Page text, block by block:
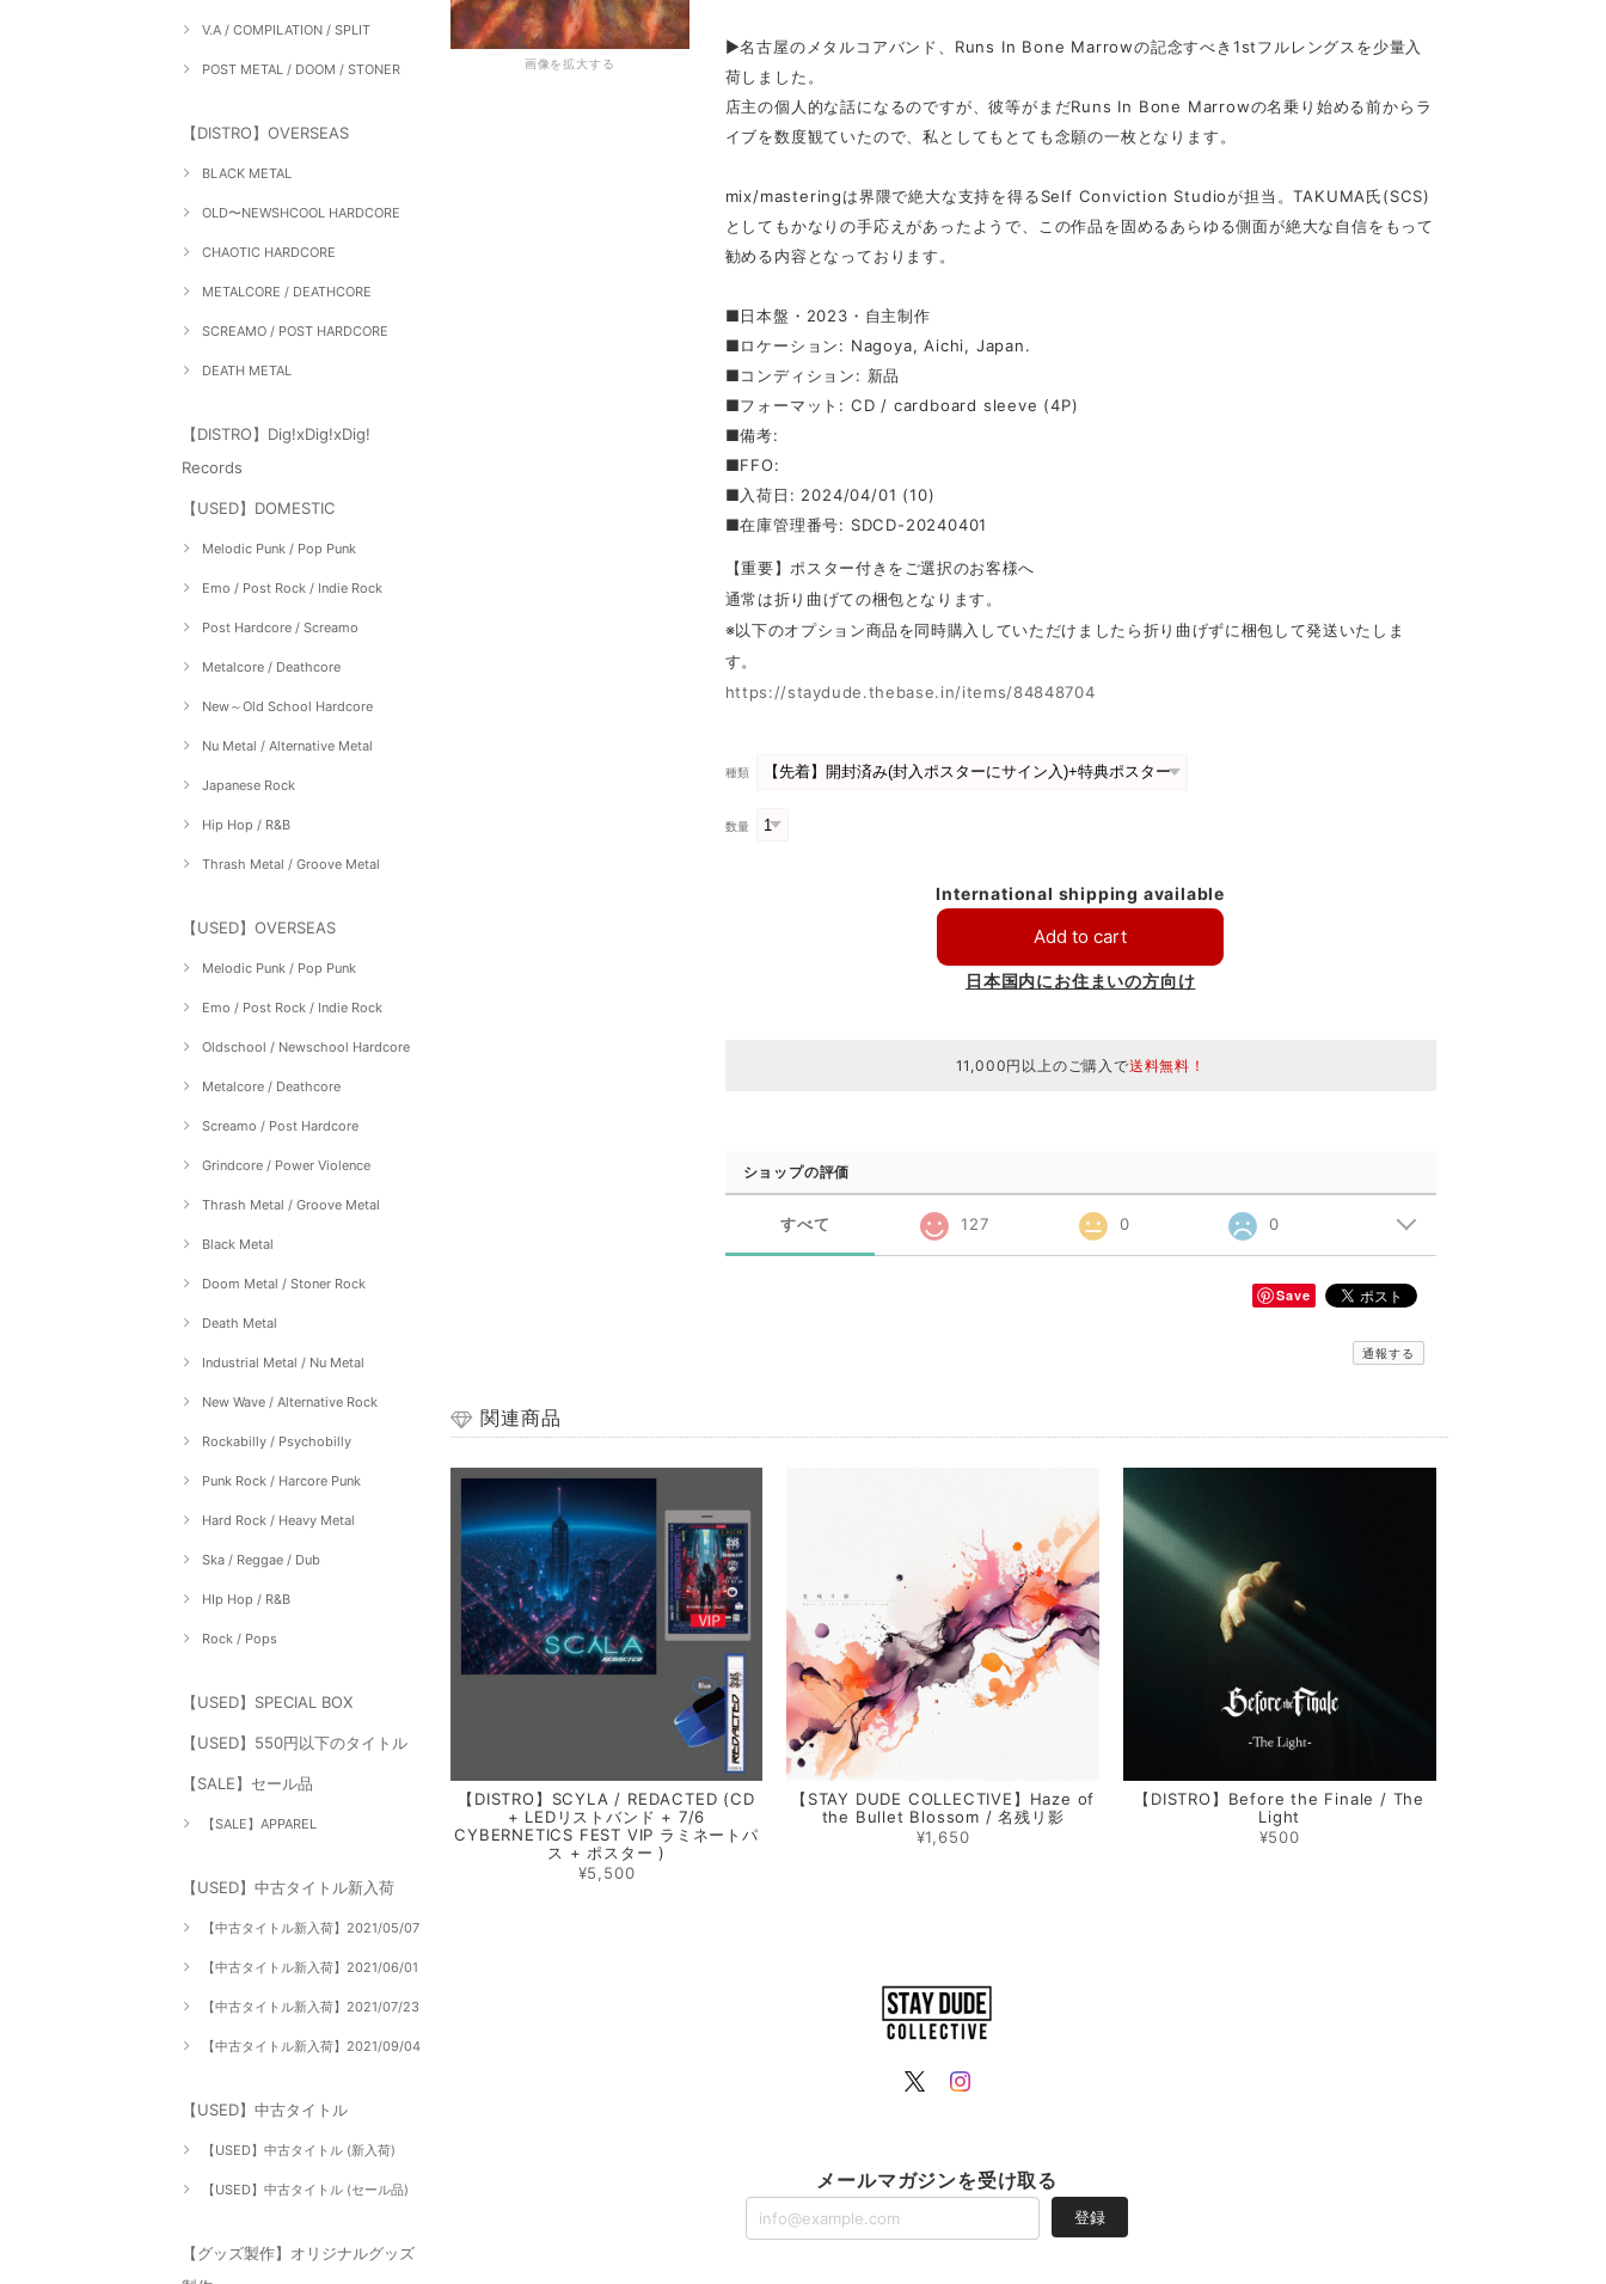
V.A / COMPILATION / SPLIT
POST METAL / DOOM / STONER
【DISTRO】OVERSEAS
BLACK METAL
OLD〜NEWSHCOOL HARDCORE
CHAOTIC HARDCORE
METALCORE / DEATHCORE
SCREAMO / POST HARDCORE
DEATH METAL
【DISTRO】Dig!xDig!xDig!
Records
【USED】DOMESTIC
Melodic Punk / Pop Punk
Emo / Post Rock / Indie Rock
Post Hardcore / Screamo
Metalcore / Deathcore
New～Old School Hardcore
Nu Metal / Alternative Metal
Japanese Rock
Hip Hop / R&B
Thrash Metal / Groove Metal
【USED】OVERSEAS
Melodic Punk / Pop Punk
Emo / Post Rock / Indie Rock
Oldschool / Newschool Hardcore
Metalcore / Deathcore
Screamo / Post Hardcore
Grindcore / Power Violence
Thrash Metal / Groove Metal
Black Metal
Doom Metal / Stoner Rock
Death Metal
Industrial Metal / Nu Metal
New Wave / Alternative Rock
Rockabilly / Psychobilly
Punk Rock / Harcore Punk
Hard Rock / Heavy Metal
Ska / Reggae / Dub
HIp Hop / R&B
Rock / Pops
【USED】SPECIAL BOX
【USED】550円以下のタイトル
【SALE】セール品
【SALE】APPAREL
【USED】中古タイトル新入荷
【中古タイトル新入荷】2021/05/07
【中古タイトル新入荷】2021/06/01
【中古タイトル新入荷】2021/07/23
【中古タイトル新入荷】2021/09/04
【USED】中古タイトル
【USED】中古タイトル (新入荷)
【USED】中古タイトル (セール品)
【グッズ製作】オリジナルグッズ
画像を拡大する
▶︎名古屋のメタルコアバンド、Runs In Bone Marrowの記念すべき1stフルレングスを少量入
荷しました。
店主の個人的な話になるのですが、彼等がまだRuns In Bone Marrowの名乗り始める前からラ
イブを数度観ていたので、私としてもとても念願の一枚となります。
mix/masteringは界隈で絶大な支持を得るSelf Conviction Studioが担当。TAKUMA氏(SCS)
としてもかなりの手応えがあったようで、この作品を固めるあらゆる側面が絶大な自信をもって
勧める内容となっております。
■日本盤・2023・自主制作
■ロケーション: Nagoya, Aichi, Japan.
■コンディション: 新品
■フォーマット: CD / cardboard sleeve (4P)
■備考:
■FFO:
■入荷日: 2024/04/01 (10)
■在庫管理番号: SDCD-20240401
【重要】ポスター付きをご選択のお客様へ
通常は折り曲げての梱包となります。
※以下のオプション商品を同時購入していただけましたら折り曲げずに梱包して発送いたしま
す。
https://staydude.thebase.in/items/84848704
種類
数量
International shipping available
Add to cart
日本国内にお住まいの方向け
11,000円以上のご購入で送料無料！
ショップの評価
すべて 127 0 0
Save
通報する
関連商品
【DISTRO】SCYLA / REDACTED (CD
+ LEDリストバンド + 7/6
CYBERNETICS FEST VIP ラミネートパ
ス + ポスター )
¥5,500
【STAY DUDE COLLECTIVE】Haze of
the Bullet Blossom / 名残リ影
¥1,650
【DISTRO】Before the Finale / The
Light
¥500
メールマガジンを受け取る
登録